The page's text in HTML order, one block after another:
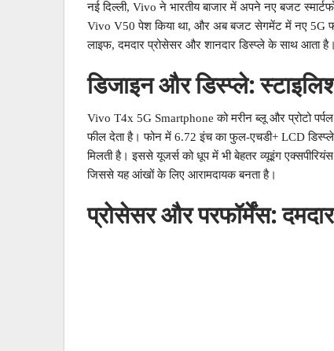
नई दिल्ली, Vivo ने भारतीय बाजार में अपने नए बजट
Vivo V50 पेश किया था, और अब बजट सेगमेंट में नए 5G
लाइफ, दमदार प्रोसेसर और शानदार डिस्प्ले के साथ आता है।
डिजाइन और डिस्प्ले:
Vivo T4x 5G Smartphone को मरीन ब्लू और प्रोटो
फील देता है। फोन में 6.72 इंच का फुल-एचडी+ LCD
मिलती है। इससे यूजर्स को धूप में भी बेहतर व्यूइंग
जिससे यह आंखों के लिए आरामदायक बनता है।
प्रोसेसर और परफॉर्मेंस: